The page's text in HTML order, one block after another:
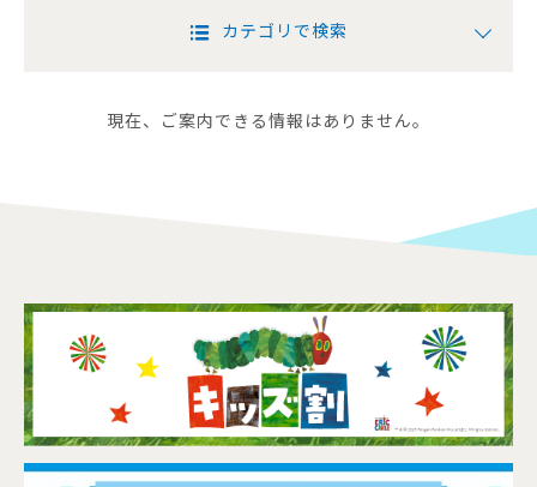
カテゴリで検索
現在、ご案内できる情報はありません。